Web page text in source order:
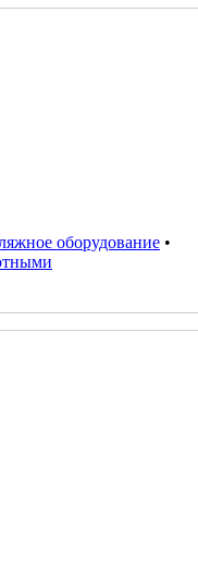
оборудование •